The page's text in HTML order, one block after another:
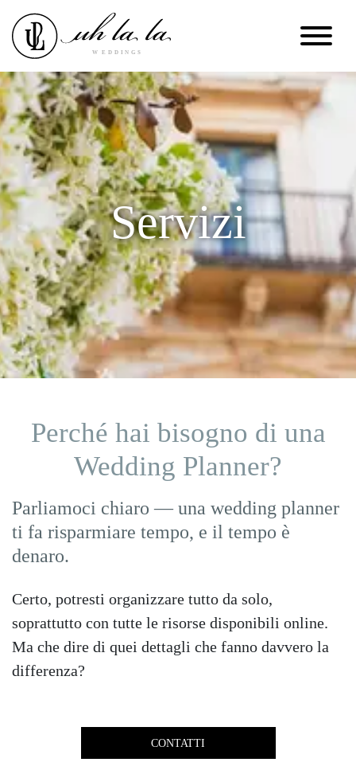
Servizi
Perché hai bisogno di una
Wedding Planner?
Parliamoci chiaro — una wedding planner
ti fa risparmiare tempo, e il tempo è
denaro.
Certo, potresti organizzare tutto da solo,
soprattutto con tutte le risorse disponibili online.
Ma che dire di quei dettagli che fanno davvero la
differenza?
CONTATTI